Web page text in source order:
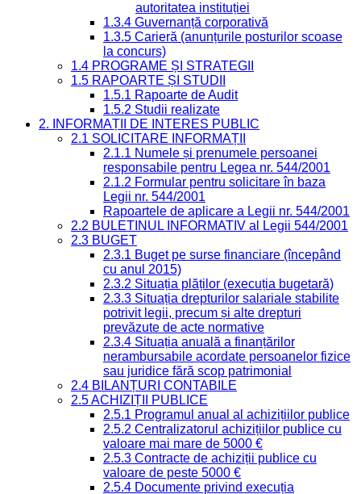
autoritatea instituției
1.3.4 Guvernanță corporativă
1.3.5 Carieră (anunțurile posturilor scoase
la concurs)
1.4 PROGRAME ȘI STRATEGII
1.5 RAPOARTE ȘI STUDII
1.5.1 Rapoarte de Audit
1.5.2 Studii realizate
2. INFORMAȚII DE INTERES PUBLIC
2.1 SOLICITARE INFORMAȚII
2.1.1 Numele și prenumele persoanei
responsabile pentru Legea nr. 544/2001
2.1.2 Formular pentru solicitare în baza
Legii nr. 544/2001
Rapoartele de aplicare a Legii nr. 544/2001
2.2 BULETINUL INFORMATIV al Legii 544/2001
2.3 BUGET
2.3.1 Buget pe surse financiare (începând
cu anul 2015)
2.3.2 Situația plăților (execuția bugetară)
2.3.3 Situația drepturilor salariale stabilite
potrivit legii, precum și alte drepturi
prevăzute de acte normative
2.3.4 Situația anuală a finanțărilor
nerambursabile acordate persoanelor fizice
sau juridice fără scop patrimonial
2.4 BILANȚURI CONTABILE
2.5 ACHIZIȚII PUBLICE
2.5.1 Programul anual al achizițiilor publice
2.5.2 Centralizatorul achizițiilor publice cu
valoare mai mare de 5000 €
2.5.3 Contracte de achiziții publice cu
valoare de peste 5000 €
2.5.4 Documente privind execuția